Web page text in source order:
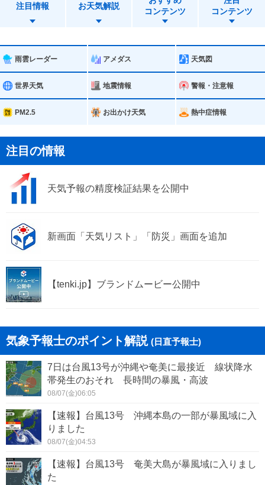
小田原市 秦野市
南足柄市
大井町
山北町 開成町
箱根町 真鶴町
清川村
注目情報 お天気解説
コンテンツ
コンテンツ
雨雲レーダー アメダス 天気図
世界天気 地震情報 警報・注意報
PM2.5 お出かけ天気 熱中症情報
注目の情報
天気予報の精度検証結果を公開中
新画面「天気リスト」「防災」画面を追加
【tenki.jp】ブランドムービー公開中
気象予報士のポイント解説 (日直予報士)
7日は台風13号が沖縄や奄美に最接近 線状降水
帯発生のおそれ 長時間の暴風・高波
08/07(金)06:05
【速報】台風13号 沖縄本島の一部が暴風域に入
りました
08/07(金)04:53
【速報】台風13号 奄美大島が暴風域に入りまし
た